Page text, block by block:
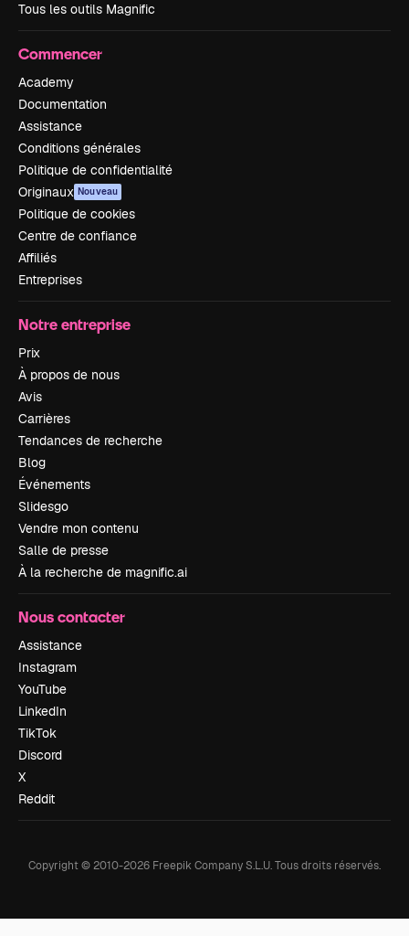
Tous les outils Magnific
Commencer
Academy
Documentation
Assistance
Conditions générales
Politique de confidentialité
Originaux Nouveau
Politique de cookies
Centre de confiance
Affiliés
Entreprises
Notre entreprise
Prix
À propos de nous
Avis
Carrières
Tendances de recherche
Blog
Événements
Slidesgo
Vendre mon contenu
Salle de presse
À la recherche de magnific.ai
Nous contacter
Assistance
Instagram
YouTube
LinkedIn
TikTok
Discord
X
Reddit
Copyright © 2010-2026 Freepik Company S.L.U.Tous droits réservés.